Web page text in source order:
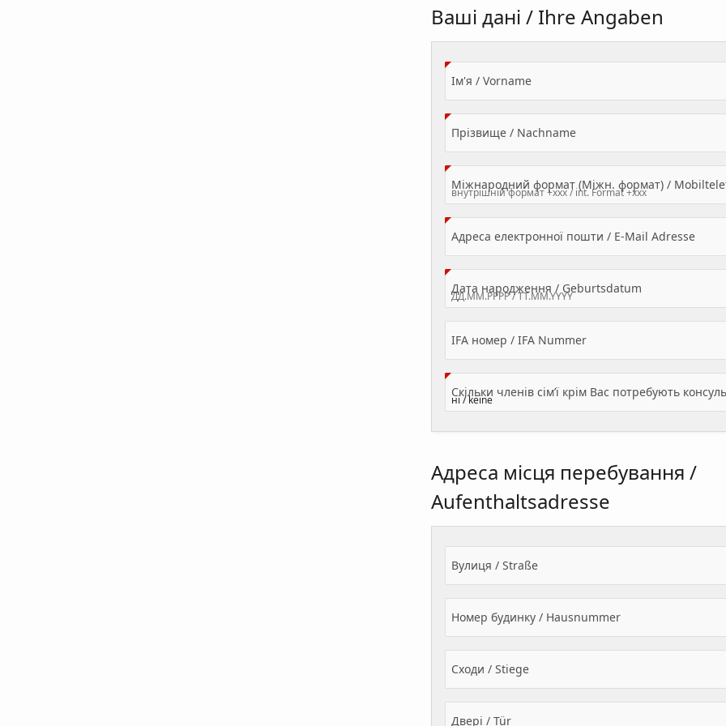
Ваші дані / Ihre Angaben
Ім'я / Vorname(Value Required)
Прізвище / Nachname(Value Required)
Міжнародний формат (Міжн. формат) /
Адреса електронної пошти / E-Mail Adresse
Дата народження / Geburtsdatum
IFA номер / IFA Nummer
Адреса місця перебування /
Aufenthaltsadresse
Вулиця / Straße
Номер будинку / Hausnummer
Сходи / Stiege
Двері / Tür